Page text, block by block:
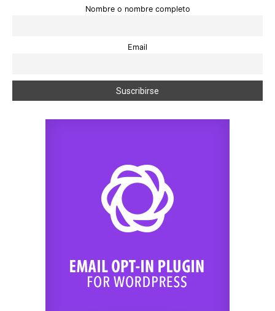
Nombre o nombre completo
Email